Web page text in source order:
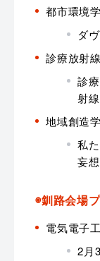
都市環境
ダ
診療放射
診
射
地域創造
私
妄
◉釧路会場
電気電子
2月